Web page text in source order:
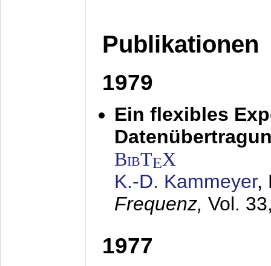
Publikationen
1979
Ein flexibles
BibTEX
K.-D. Kammeyer,
Frequenz, Vol.
1977